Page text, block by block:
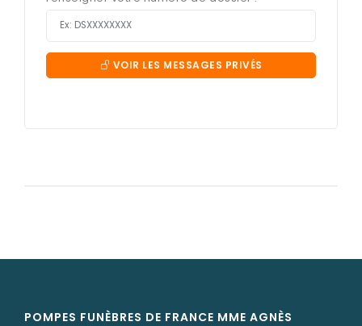
VOIR LES MESSAGES PRIVÉS
POMPES FUNÈBRES DE FRANCE MME AGNÈS